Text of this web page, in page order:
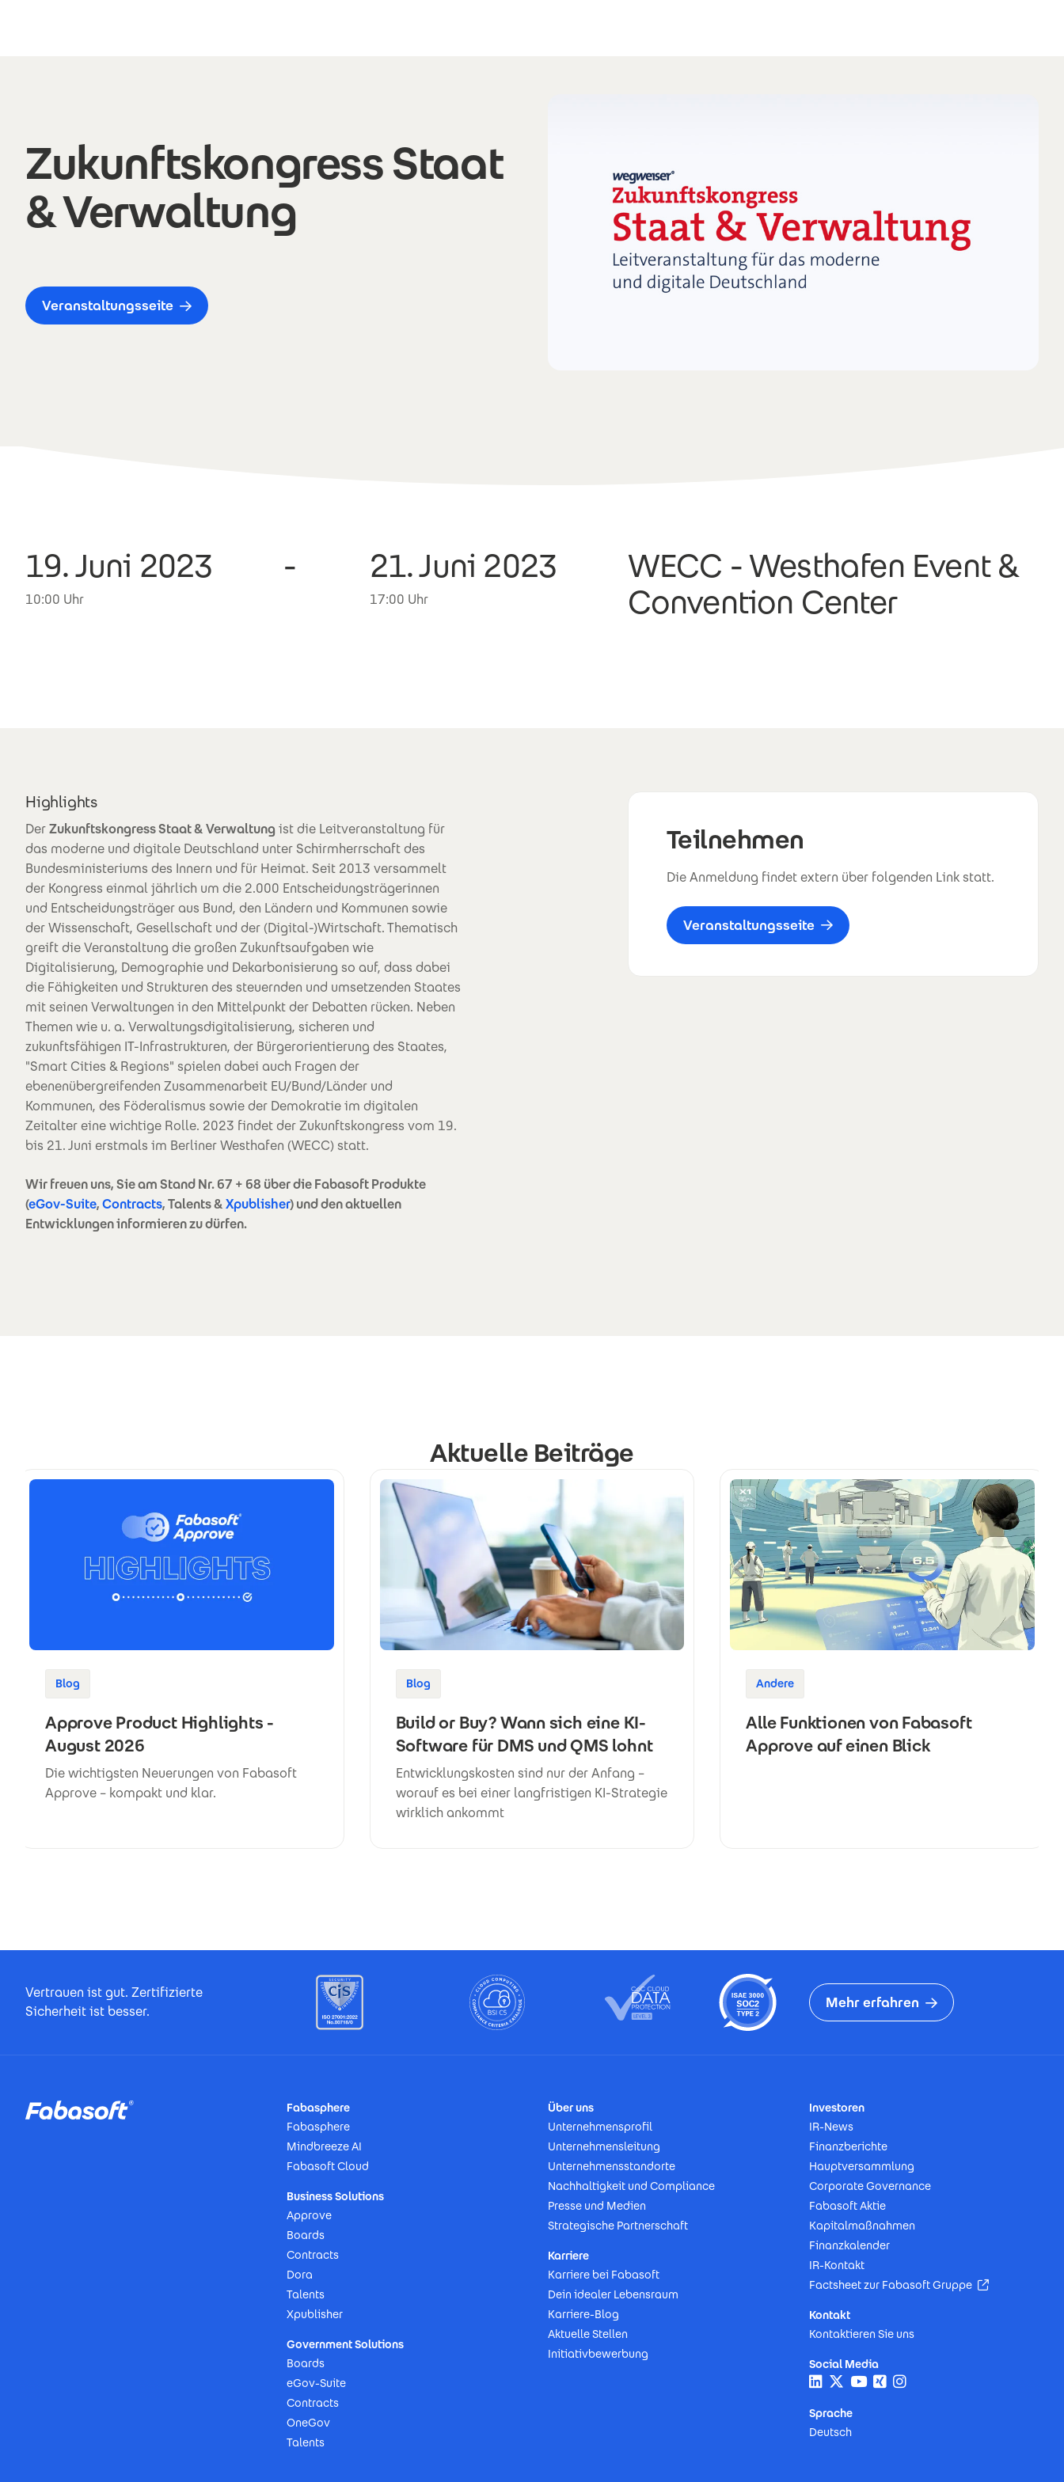
Zukunftskongress Staat
& Verwaltung
Veranstaltungsseite
19. Juni 2023
10:00 Uhr
- 21. Juni 2023
17:00 Uhr
WECC - Westhafen Event &
Convention Center
Highlights
DerZukunftskongress Staat & Verwaltungist die Leitveranstaltung für
das moderne und digitale Deutschland unter Schirmherrschaft des
Bundesministeriums des Innern und für Heimat. Seit 2013 versammelt
der Kongress einmal jährlich um die 2.000 Entscheidungsträgerinnen
und Entscheidungsträger aus Bund, den Ländern und Kommunen sowie
der Wissenschaft, Gesellschaft und der (Digital-)Wirtschaft. Thematisch
greift die Veranstaltung die großen Zukunftsaufgaben wie
Digitalisierung, Demographie und Dekarbonisierung so auf, dass dabei
die Fähigkeiten und Strukturen des steuernden und umsetzenden Staates
mit seinen Verwaltungen in den Mittelpunkt der Debatten rücken. Neben
Themen wie u. a. Verwaltungsdigitalisierung, sicheren und
zukunftsfähigen IT-Infrastrukturen, der Bürgerorientierung des Staates,
"Smart Cities & Regions" spielen dabei auch Fragen der
ebenenübergreifenden Zusammenarbeit EU/Bund/Länder und
Kommunen, des Föderalismus sowie der Demokratie im digitalen
Zeitalter eine wichtige Rolle. 2023 findet der Zukunftskongress vom 19.
bis 21. Juni erstmals im Berliner Westhafen (WECC) statt.
Wir freuen uns, Sie am Stand Nr. 67 + 68 über die Fabasoft Produkte
(eGov-Suite,Contracts, Talents &Xpublisher) und den aktuellen
Entwicklungen informieren zu dürfen.
Teilnehmen
Die Anmeldung findet extern über folgenden Link statt.
Veranstaltungsseite
Aktuelle Beiträge
Blog
Approve Product Highlights -
August 2026
Die wichtigsten Neuerungen von Fabasoft
Approve – kompakt und klar.
Blog
Build or Buy? Wann sich eine KI-
Software für DMS und QMS lohnt
Entwicklungskosten sind nur der Anfang –
worauf es bei einer langfristigen KI-Strategie
wirklich ankommt
Andere
Alle Funktionen von Fabasoft
Approve auf einen Blick
Vertrauen ist gut. Zertifizierte
Sicherheit ist besser.
Mehr erfahren
Fabasphere
Fabasphere
Mindbreeze AI
Fabasoft Cloud
Business Solutions
Approve
Boards
Contracts
Dora
Talents
Xpublisher
Government Solutions
Boards
eGov-Suite
Contracts
OneGov
Talents
Über uns
Unternehmensprofil
Unternehmensleitung
Unternehmensstandorte
Nachhaltigkeit und Compliance
Presse und Medien
Strategische Partnerschaft
Karriere
Karriere bei Fabasoft
Dein idealer Lebensraum
Karriere-Blog
Aktuelle Stellen
Initiativbewerbung
Investoren
IR-News
Finanzberichte
Hauptversammlung
Corporate Governance
Fabasoft Aktie
Kapitalmaßnahmen
Finanzkalender
IR-Kontakt
Factsheet zur Fabasoft Gruppe
(Öffnet in
Kontakt
Kontaktieren Sie uns
Social Media
Sprache
Deutsch